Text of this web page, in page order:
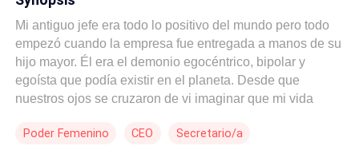
Mi antiguo jefe era todo lo positivo del mundo pero todo
empezó cuando la empresa fue entregada a manos de su
hijo mayor. Él era el demonio egocéntrico, bipolar y
egoísta que podía existir en el planeta. Desde que
nuestros ojos se cruzaron de vi imaginar que mi vida
empeoraría cuando Ethan Collins se volviera mi jefe
Poder Femenino CEO Secretario/a